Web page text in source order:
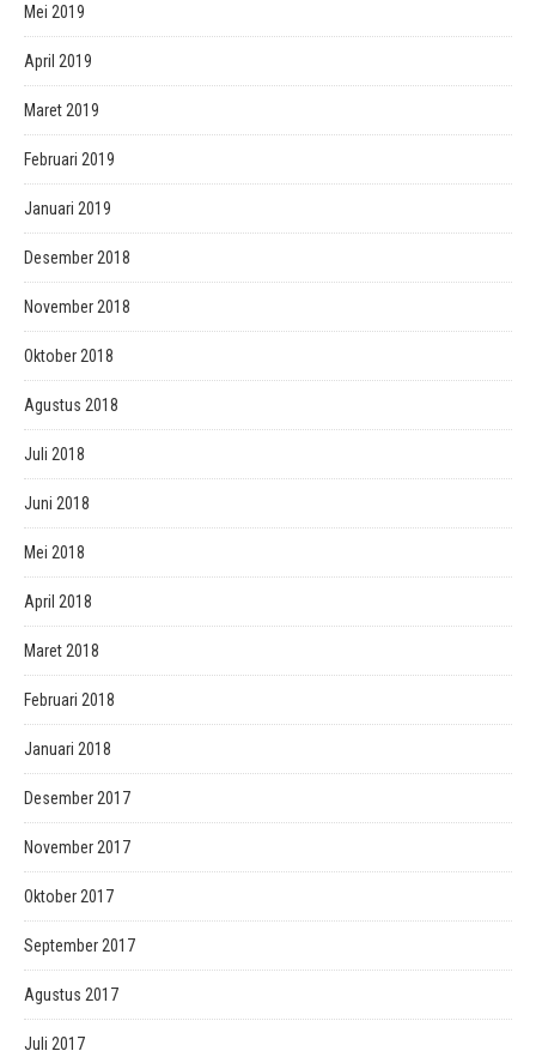
Mei 2019
April 2019
Maret 2019
Februari 2019
Januari 2019
Desember 2018
November 2018
Oktober 2018
Agustus 2018
Juli 2018
Juni 2018
Mei 2018
April 2018
Maret 2018
Februari 2018
Januari 2018
Desember 2017
November 2017
Oktober 2017
September 2017
Agustus 2017
Juli 2017